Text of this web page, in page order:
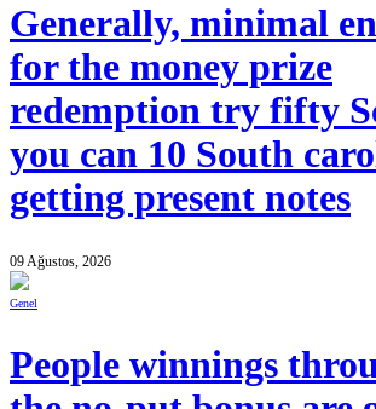
Generally, minimal
for the money prize
redemption try fifty
you can 10 South
getting present notes
09 Ağustos, 2026
Genel
People winnings